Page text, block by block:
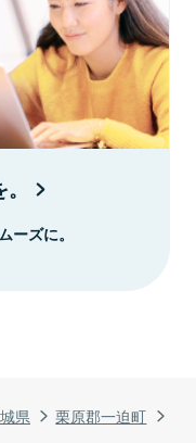
県
栗原郡一迫町
ーズに。